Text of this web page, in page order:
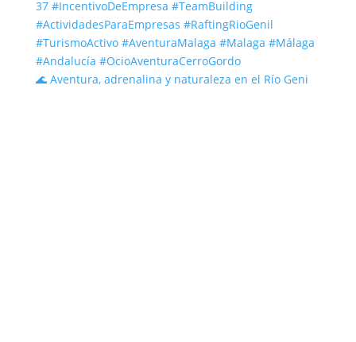
🌊 Aventura, adrenalina y naturaleza en el Río Geni